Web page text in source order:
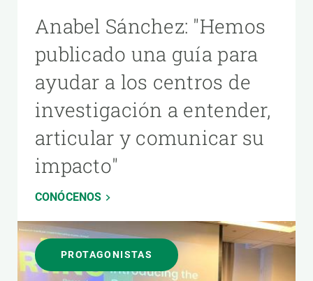
Anabel Sánchez: "Hemos
publicado una guía para
ayudar a los centros de
investigación a entender,
articular y comunicar su
impacto"
CONÓCENOS
PROTAGONISTAS